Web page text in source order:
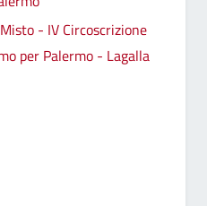
- IV Circoscrizione
per Palermo - Lagalla